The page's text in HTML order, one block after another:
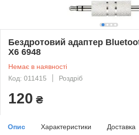
Бездротовий адаптер
X6 6948
Немає в наявності
Код: 011415
Роздріб
120 ₴
Опис Характеристики Доставка